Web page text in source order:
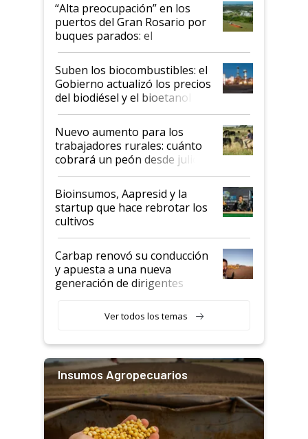
“Alta preocupación” en los
puertos del Gran Rosario por
buques parados: el
funcionamiento de las
exportadoras en tensión tras
la medida de fuerza de los
prácticos
Suben los biocombustibles: el
Gobierno actualizó los precios
del biodiésel y el bioetanol
Nuevo aumento para los
trabajadores rurales: cuánto
cobrará un peón desde julio
Bioinsumos, Aapresid y la
startup que hace rebrotar los
cultivos
Carbap renovó su conducción
y apuesta a una nueva
generación de dirigentes
Ver todos los temas
Insumos Agropecuarios